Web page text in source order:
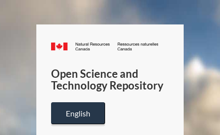
Canada.ca
/
Canada
Open Science and
Technology Repository
English